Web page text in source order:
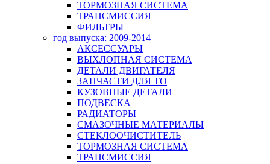
ТОРМОЗНАЯ СИСТЕМА
ТРАНСМИССИЯ
ФИЛЬТРЫ
год выпуска: 2009-2014
АКСЕССУАРЫ
ВЫХЛОПНАЯ СИСТЕМА
ДЕТАЛИ ДВИГАТЕЛЯ
ЗАПЧАСТИ ДЛЯ ТО
КУЗОВНЫЕ ДЕТАЛИ
ПОДВЕСКА
РАДИАТОРЫ
СМАЗОЧНЫЕ МАТЕРИАЛЫ
СТЕКЛООЧИСТИТЕЛЬ
ТОРМОЗНАЯ СИСТЕМА
ТРАНСМИССИЯ